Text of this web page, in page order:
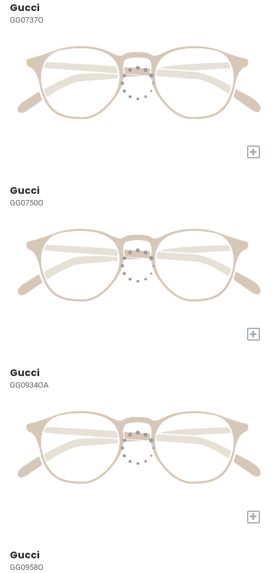
Gucci
GG0737O
+
Gucci
GG0750O
+
Gucci
GG0934OA
+
Gucci
GG0958O